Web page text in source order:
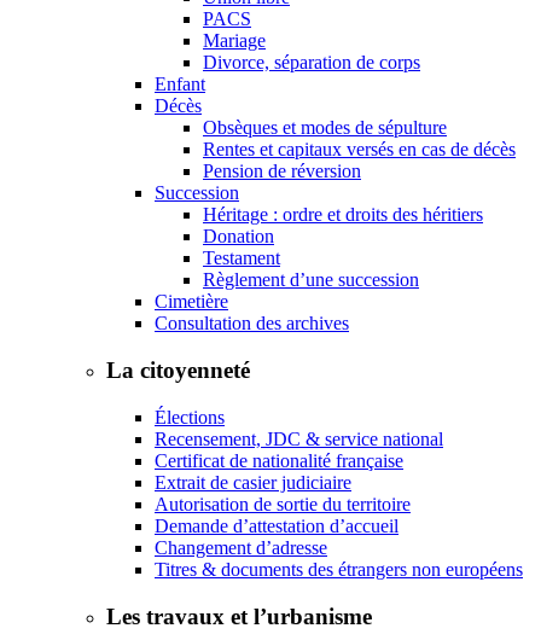
PACS
Mariage
Divorce, séparation de corps
Enfant
Décès
Obsèques et modes de sépulture
Rentes et capitaux versés en cas de décès
Pension de réversion
Succession
Héritage : ordre et droits des héritiers
Donation
Testament
Règlement d’une succession
Cimetière
Consultation des archives
La citoyenneté
Élections
Recensement, JDC & service national
Certificat de nationalité française
Extrait de casier judiciaire
Autorisation de sortie du territoire
Demande d’attestation d’accueil
Changement d’adresse
Titres & documents des étrangers non européens
Les travaux et l’urbanisme